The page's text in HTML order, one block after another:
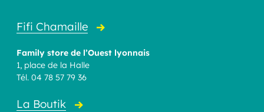
Fifi Chamaille
Family store de l’Ouest lyonnais
1, place de la Halle
Tél. 04 78 57 79 36
La Boutik